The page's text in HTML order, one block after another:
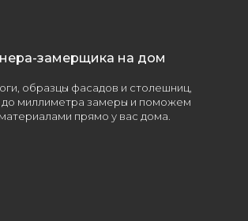
замерщика на дом
образцы фасадов и столешниц,
миллиметра замеры и поможем
прямо у вас дома.